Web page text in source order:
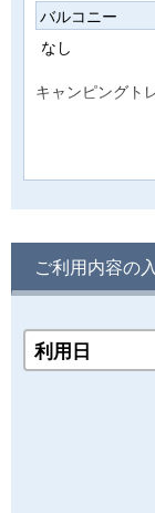
バルコニー
なし
キャンピングト
寝室から海を
開放感あふれる
※シャワーは敷
こちらは布団の
トレーラーハウ
ご利用内容の
利用日